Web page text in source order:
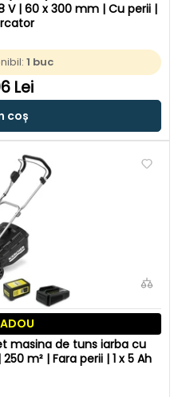
| 60 x 300 mm | Cu perii |
1 buc
Lei
coș
masina de tuns iarba cu
m² | Fara perii | 1 x 5 Ah